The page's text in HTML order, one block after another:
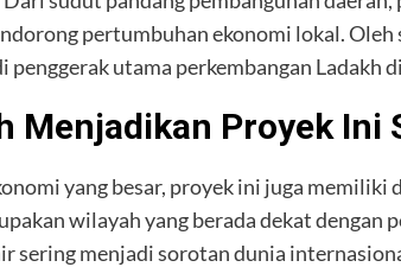
pertumbuhan ekonomi lokal.
penggerak utama perkembangan Ladakh
Menjadikan Proyek Ini
yang besar, proyek ini juga
wilayah yang berada dekat dengan
sering menjadi sorotan dunia